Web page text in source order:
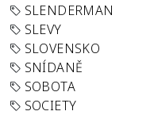
SLENDERMAN
SLEVY
SLOVENSKO
SNÍDANĚ
SOBOTA
SOCIETY